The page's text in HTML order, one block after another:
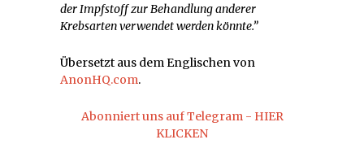
der Impfstoff zur Behandlung anderer
Krebsarten verwendet werden könnte.”
Übersetzt aus dem Englischen von
AnonHQ.com.
Abonniert uns auf Telegram - HIER
KLICKEN